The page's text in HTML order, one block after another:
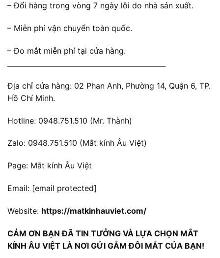
– Đổi hàng trong vòng 7 ngày lỗi do nhà sản xuất.
– Miễn phí vận chuyển toàn quốc.
– Đo mắt miễn phí tại cửa hàng.
Địa chỉ cửa hàng: 02 Phan Anh, Phường 14, Quận 6, TP.
Hồ Chí Minh.
Hotline: 0948.751.510 (Mr. Thành)
Zalo: 0948.751.510 (Mắt kính Âu Việt)
Page: Mắt kính Âu Việt
Email: [email protected]
Website: https://matkinhauviet.com/
CẢM ƠN BẠN ĐÃ TIN TƯỞNG VÀ LỰA CHỌN MẮT
KÍNH ÂU VIỆT LÀ NƠI GỬI GẮM ĐÔI MẮT CỦA BẠN!